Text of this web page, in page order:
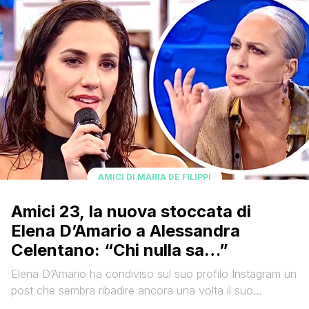
riguardavano la massima obiettività e una votazione [']
AMICI DI MARIA DE FILIPPI
Amici 23, la nuova stoccata di
Elena D’Amario a Alessandra
Celentano: “Chi nulla sa…”
Elena D’Amario ha condiviso sul suo profilo Instagram un
post che sembra ribadire ancora una volta il suo